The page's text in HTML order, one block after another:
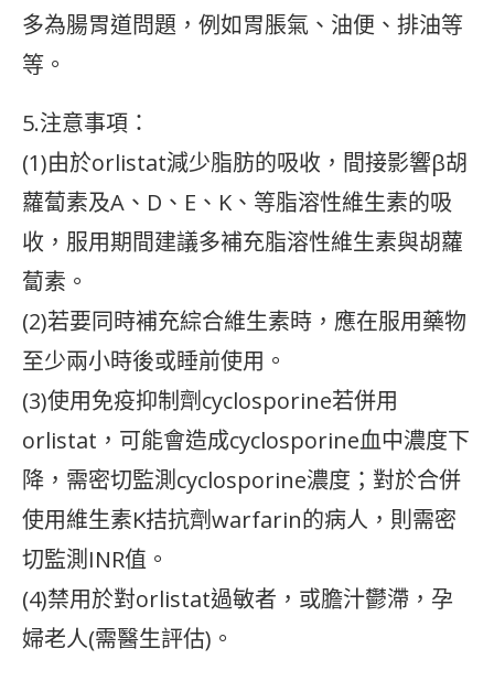
多為腸胃道問題，例如胃脹氣、油便、排油等
等。
5.注意事項：
(1)由於orlistat減少脂肪的吸收，間接影響β胡
蘿蔔素及A、D、E、K、等脂溶性維生素的吸
收，服用期間建議多補充脂溶性維生素與胡蘿
蔔素。
(2)若要同時補充綜合維生素時，應在服用藥物
至少兩小時後或睡前使用。
(3)使用免疫抑制劑cyclosporine若併用
orlistat，可能會造成cyclosporine血中濃度下
降，需密切監測cyclosporine濃度；對於合併
使用維生素K拮抗劑warfarin的病人，則需密
切監測INR值。
(4)禁用於對orlistat過敏者，或膽汁鬱滯，孕
婦老人(需醫生評估)。